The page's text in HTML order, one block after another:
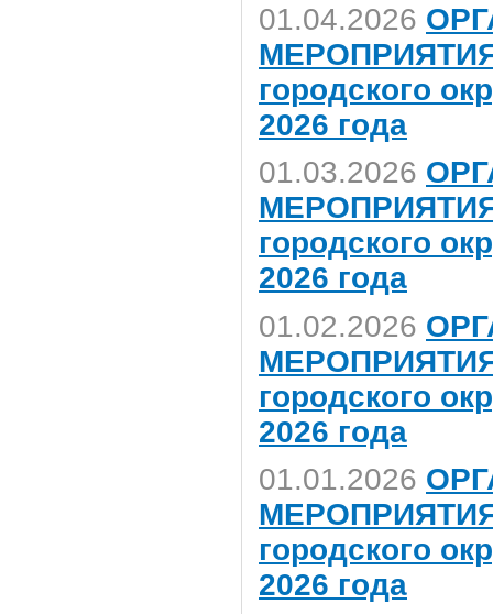
01.04.2026
городского
2026 года
01.03.2026
городского
2026 года
01.02.2026
городского
2026 года
01.01.2026
городского
2026 года